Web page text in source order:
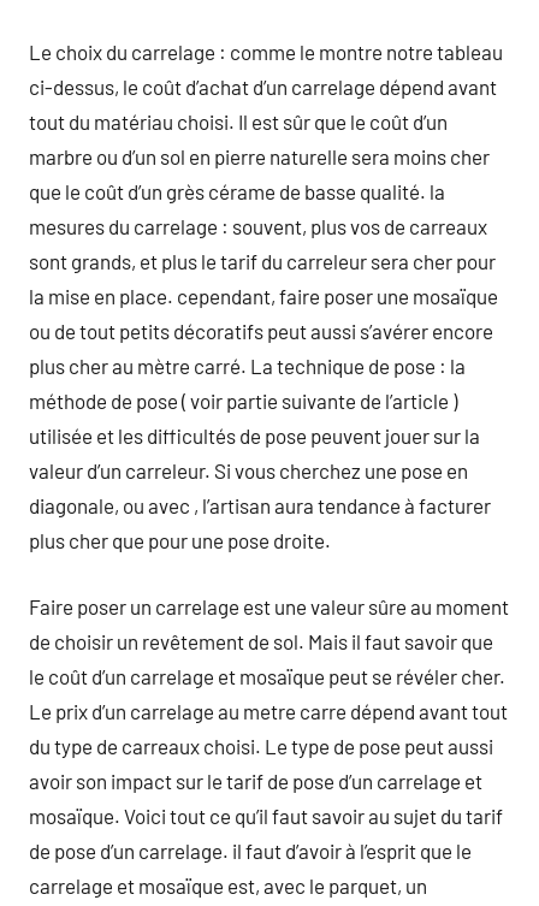
Le choix du carrelage : comme le montre notre tableau
ci-dessus, le coût d’achat d’un carrelage dépend avant
tout du matériau choisi. Il est sûr que le coût d’un
marbre ou d’un sol en pierre naturelle sera moins cher
que le coût d’un grès cérame de basse qualité. la
mesures du carrelage : souvent, plus vos de carreaux
sont grands, et plus le tarif du carreleur sera cher pour
la mise en place. cependant, faire poser une mosaïque
ou de tout petits décoratifs peut aussi s’avérer encore
plus cher au mètre carré. La technique de pose : la
méthode de pose ( voir partie suivante de l’article )
utilisée et les difficultés de pose peuvent jouer sur la
valeur d’un carreleur. Si vous cherchez une pose en
diagonale, ou avec , l’artisan aura tendance à facturer
plus cher que pour une pose droite.
Faire poser un carrelage est une valeur sûre au moment
de choisir un revêtement de sol. Mais il faut savoir que
le coût d’un carrelage et mosaïque peut se révéler cher.
Le prix d’un carrelage au metre carre dépend avant tout
du type de carreaux choisi. Le type de pose peut aussi
avoir son impact sur le tarif de pose d’un carrelage et
mosaïque. Voici tout ce qu’il faut savoir au sujet du tarif
de pose d’un carrelage. il faut d’avoir à l’esprit que le
carrelage et mosaïque est, avec le parquet, un